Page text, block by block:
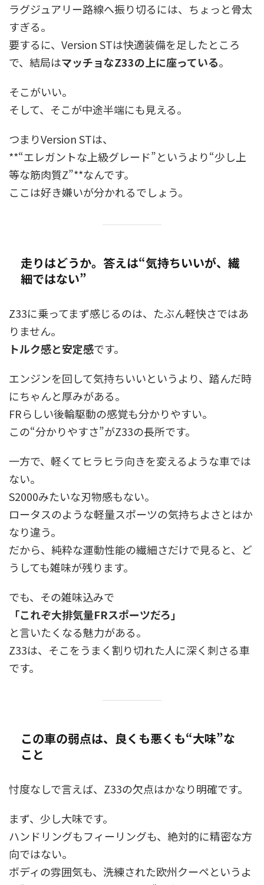
ラグジュアリー路線へ振り切るには、ちょっと骨太
すぎる。
要するに、Version STは快適装備を足したところ
で、結局はマッチョなZ33の上に座っている。
そこがいい。
そして、そこが中途半端にも見える。
つまりVersion STは、
**“エレガントな上級グレード”というより“少し上
等な筋肉質Z”**なんです。
ここは好き嫌いが分かれるでしょう。
走りはどうか。答えは“気持ちいいが、繊
細ではない”
Z33に乗ってまず感じるのは、たぶん軽快さではあ
りません。
トルク感と安定感です。
エンジンを回して気持ちいいというより、踏んだ時
にちゃんと厚みがある。
FRらしい後輪駆動の感覚も分かりやすい。
この“分かりやすさ”がZ33の長所です。
一方で、軽くてヒラヒラ向きを変えるような車では
ない。
S2000みたいな刃物感もない。
ロータスのような軽量スポーツの気持ちよさとはか
なり違う。
だから、純粋な運動性能の繊細さだけで見ると、ど
うしても雑味が残ります。
でも、その雑味込みで
「これぞ大排気量FRスポーツだろ」
と言いたくなる魅力がある。
Z33は、そこをうまく割り切れた人に深く刺さる車
です。
この車の弱点は、良くも悪くも“大味”な
こと
忖度なしで言えば、Z33の欠点はかなり明確です。
まず、少し大味です。
ハンドリングもフィーリングも、絶対的に精密な方
向ではない。
ボディの雰囲気も、洗練された欧州クーペというよ